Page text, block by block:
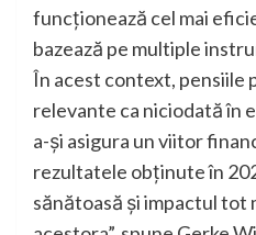
funcționează cel mai
bazează pe multiple
În acest context, pensiile
relevante ca niciodată în
a-și asigura un viitor
rezultatele obținute în
sănătoasă și impactul tot